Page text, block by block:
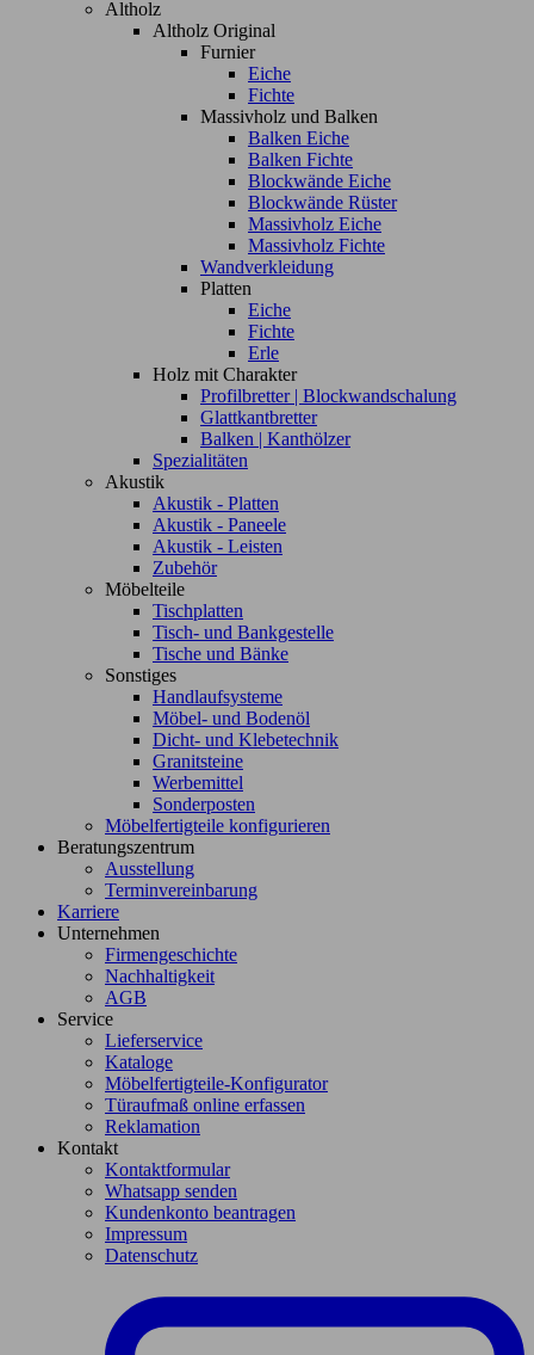
Altholz
Altholz Original
Furnier
Eiche
Fichte
Massivholz und Balken
Balken Eiche
Balken Fichte
Blockwände Eiche
Blockwände Rüster
Massivholz Eiche
Massivholz Fichte
Wandverkleidung
Platten
Eiche
Fichte
Erle
Holz mit Charakter
Profilbretter | Blockwandschalung
Glattkantbretter
Balken | Kanthölzer
Spezialitäten
Akustik
Akustik - Platten
Akustik - Paneele
Akustik - Leisten
Zubehör
Möbelteile
Tischplatten
Tisch- und Bankgestelle
Tische und Bänke
Sonstiges
Handlaufsysteme
Möbel- und Bodenöl
Dicht- und Klebetechnik
Granitsteine
Werbemittel
Sonderposten
Möbelfertigteile konfigurieren
Beratungszentrum
Ausstellung
Terminvereinbarung
Karriere
Unternehmen
Firmengeschichte
Nachhaltigkeit
AGB
Service
Lieferservice
Kataloge
Möbelfertigteile-Konfigurator
Türaufmaß online erfassen
Reklamation
Kontakt
Kontaktformular
Whatsapp senden
Kundenkonto beantragen
Impressum
Datenschutz